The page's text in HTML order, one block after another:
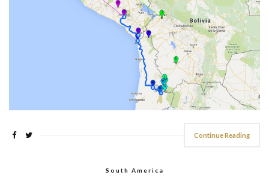
Continue Reading
South America